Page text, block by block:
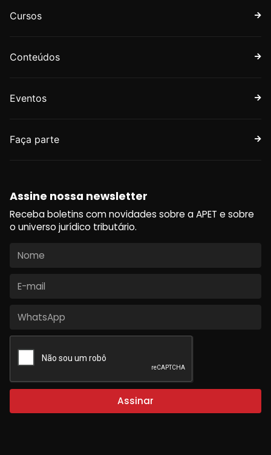
Cursos
Conteúdos
Eventos
Faça parte
Assine nossa newsletter
Receba boletins com novidades sobre a APET e sobre
o universo jurídico tributário.
Assinar